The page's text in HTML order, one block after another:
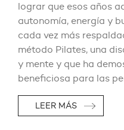
lograr que esos años
autonomía, energía y
cada vez más
método Pilates, una
y mente y que ha
beneficiosa para las
LEER MÁS